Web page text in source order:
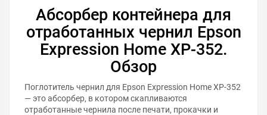
Абсорбер контейнера для
отработанных чернил Epson
Expression Home XP-352.
Обзор
Поглотитель чернил для Epson Expression Home XP-352
— это абсорбер, в котором скапливаются
отработанные чернила после печати, прокачки и